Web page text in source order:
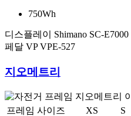
750Wh
디스플레이
Shimano SC-E7000
페달 VP VPE-527
지오메트리
프레임 사이즈 XS S